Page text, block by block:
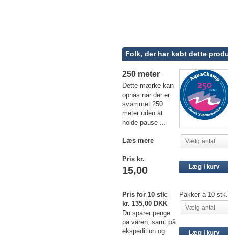
Folk, der har købt dette
250 meter
Dette mærke kan
opnås når der er
svømmet 250
meter uden at
holde pause ...
Læs mere
Pris kr.
15,00
Vælg antal
Pris for 10 stk:
kr. 135,00 DKK
Du sparer penge
på varen, samt på
ekspedition og
Pakker á 10
Vælg antal